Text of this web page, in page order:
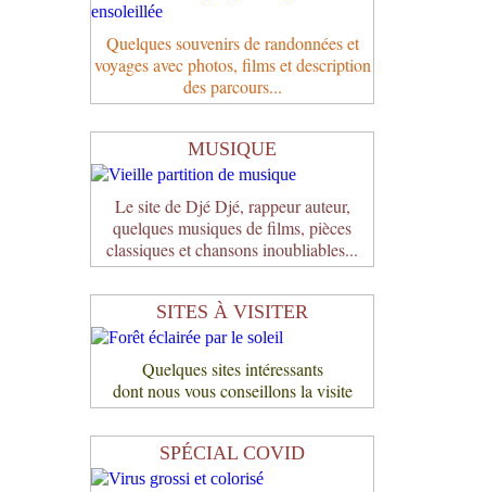
Quelques souvenirs de randonnées et
voyages avec photos, films et description
des parcours...
MUSIQUE
Le site de Djé Djé, rappeur auteur,
quelques musiques de films, pièces
classiques et chansons inoubliables...
SITES À VISITER
Quelques sites intéressants
dont nous vous conseillons la visite
SPÉCIAL COVID